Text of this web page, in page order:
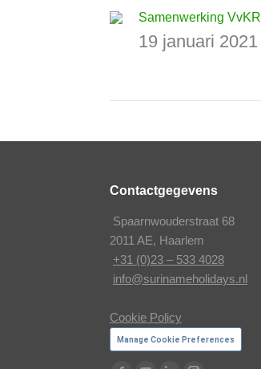
Samenwerking VvKR
19 januari 2021
Contactgegevens
Spaarnwouderstraat 68
2011 AE, Haarlem
+31 (0)23 – 533 4028
info@surinameholidays.nl
Cookie Policy
Manage Cookie Preferences